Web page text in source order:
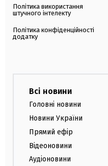
Політика використання
штучного інтелекту
Політика конфіденційності
додатку
Всі новини
Головні новини
Новини України
Прямий ефір
Відеоновини
Аудіоновини